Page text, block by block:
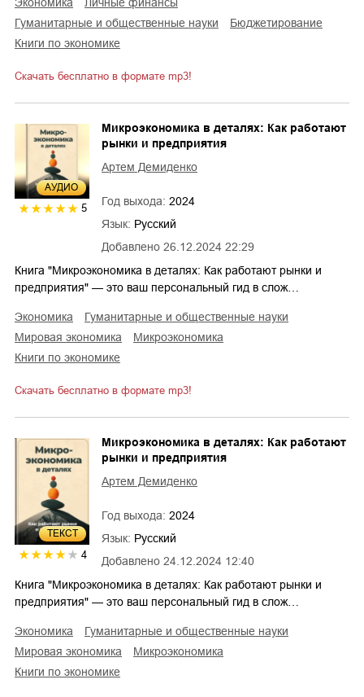
гуманитарные и общественные науки
бюджетирование
книги по экономике
Скачать бесплатно в формате mp3!
AУДИО
5
Добавлено 26.12.2024 22:29
Микроэкономика в деталях: Как работают
рынки и предприятия
Артем Демиденко
Год выхода: 2024
Язык: Русский
Книга "Микроэкономика в деталях: Как работают рынки и
предприятия" — это ваш персональный гид в слож…
экономика
гуманитарные и общественные науки
мировая экономика
микроэкономика
книги по экономике
Скачать бесплатно в формате mp3!
ТЕКСТ
4 Добавлено 24.12.2024 12:40
Микроэкономика в деталях: Как работают
рынки и предприятия
Артем Демиденко
Год выхода: 2024
Язык: Русский
Книга "Микроэкономика в деталях: Как работают рынки и
предприятия" — это ваш персональный гид в слож…
экономика
гуманитарные и общественные науки
мировая экономика
микроэкономика
книги по экономике